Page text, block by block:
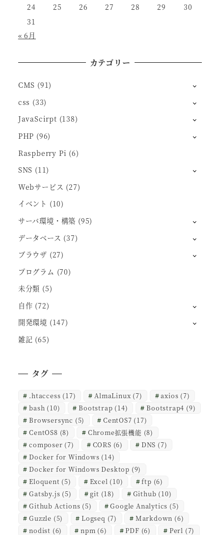
24
25 26 27 28 29
30
31
« 6月
カテゴリー
CMS (91)
css (33)
JavaScirpt (138)
PHP (96)
Raspberry Pi (6)
SNS (11)
Webサービス (27)
イベント (10)
サーバ環境・構築 (95)
データベース (37)
ブラウザ (27)
プログラム (70)
未分類 (5)
自作 (72)
開発環境 (147)
雑記 (65)
タグ
.htaccess (17) AlmaLinux (7) axios (7)
bash (10) Bootstrap (14) Bootstrap4 (9)
Browsersync (5) CentOS7 (17)
CentOS8 (8) Chrome拡張機能 (8)
composer (7) CORS (6) DNS (7)
Docker for Windows (14)
Docker for Windows Desktop (9)
Eloquent (5) Excel (10) ftp (6)
Gatsby.js (5) git (18) Github (10)
Github Actions (5) Google Analytics (5)
Guzzle (5) Logseq (7) Markdown (6)
nodist (6) npm (6) PDF (6) Perl (7)